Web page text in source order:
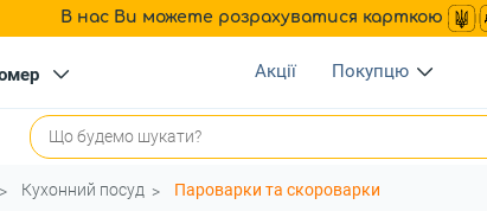
В нас Ви можете розрахуватися карткою
Акції Покупцю
Кухонний посуд Пароварки та скороварки